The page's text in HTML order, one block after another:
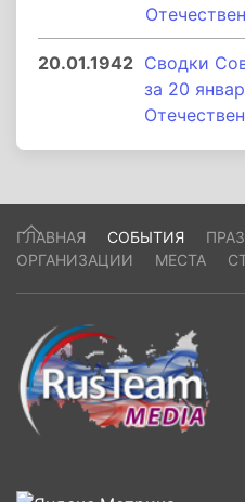
20.01.1942 Сводки
за 20
ГЛАВНАЯ СОБЫТИЯ
ОРГАНИЗАЦИИ
МЕСТА